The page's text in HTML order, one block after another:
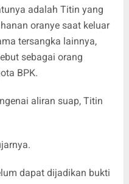
adalah Titin yang
oranye saat keluar
tersangka lainnya,
sebagai orang
BPK.
aliran suap, Titin
dapat dijadikan bukti